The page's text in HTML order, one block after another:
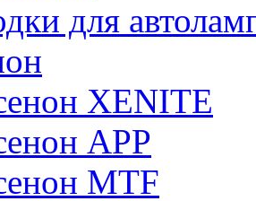
для
XENITE
APP
MTF